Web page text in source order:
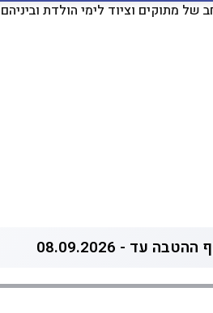
של מתוקים וציוד לימי הולדת
עד - 08.09.2026